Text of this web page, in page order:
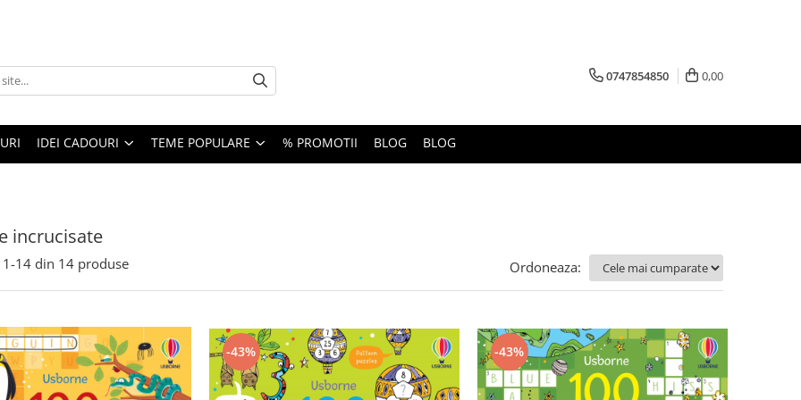
0747854850 0,00
IDEI CADOURI TEME POPULARE % PROMOTII BLOG BLOG
incrucisate
1-14 din 14 produse Ordoneaza:
-43% -43%